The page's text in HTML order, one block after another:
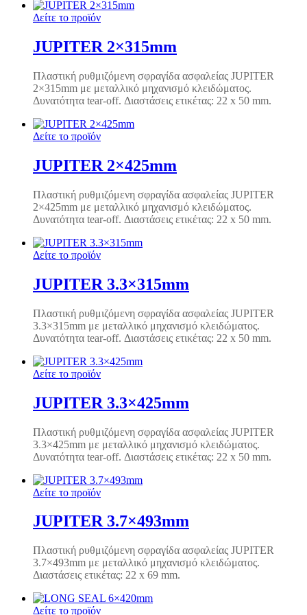
Δείτε το προϊόν
JUPITER 2×315mm
Πλαστική ρυθμιζόμενη σφραγίδα ασφαλείας JUPITER
2×315mm με μεταλλικό μηχανισμό κλειδώματος.
Δυνατότητα tear-off. Διαστάσεις ετικέτας: 22 x 50 mm.
Δείτε το προϊόν
JUPITER 2×425mm
Πλαστική ρυθμιζόμενη σφραγίδα ασφαλείας JUPITER
2×425mm με μεταλλικό μηχανισμό κλειδώματος.
Δυνατότητα tear-off. Διαστάσεις ετικέτας: 22 x 50 mm.
Δείτε το προϊόν
JUPITER 3.3×315mm
Πλαστική ρυθμιζόμενη σφραγίδα ασφαλείας JUPITER
3.3×315mm με μεταλλικό μηχανισμό κλειδώματος.
Δυνατότητα tear-off. Διαστάσεις ετικέτας: 22 x 50 mm.
Δείτε το προϊόν
JUPITER 3.3×425mm
Πλαστική ρυθμιζόμενη σφραγίδα ασφαλείας JUPITER
3.3×425mm με μεταλλικό μηχανισμό κλειδώματος.
Δυνατότητα tear-off. Διαστάσεις ετικέτας: 22 x 50 mm.
Δείτε το προϊόν
JUPITER 3.7×493mm
Πλαστική ρυθμιζόμενη σφραγίδα ασφαλείας JUPITER
3.7×493mm με μεταλλικό μηχανισμό κλειδώματος.
Διαστάσεις ετικέτας: 22 x 69 mm.
Δείτε το προϊόν